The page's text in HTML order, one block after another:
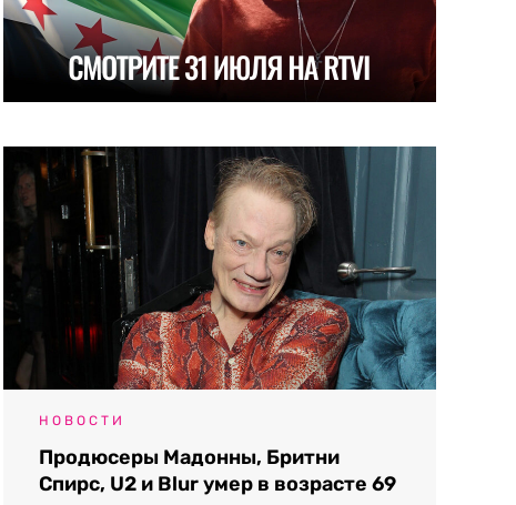
НОВОСТИ
Продюсеры Мадонны, Бритни
Спирс, U2 и Blur умер в возрасте 69